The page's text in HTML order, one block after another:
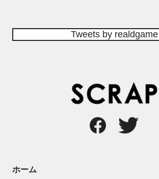
Tweets by realdgame
ホーム